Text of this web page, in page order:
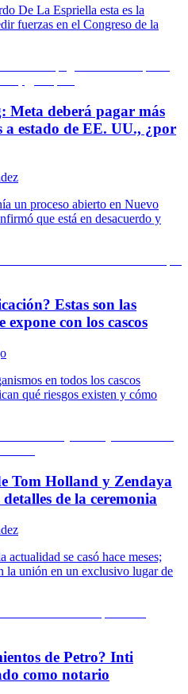
De La Espriella esta es la
fuerzas en el Congreso de la
Meta deberá pagar más
a estado de EE. UU., ¿por
un proceso abierto en Nuevo
que está en desacuerdo y
Estas son las
expone con los cascos
en todos los cascos
qué riesgos existen y cómo
Tom Holland y Zendaya
de la ceremonia
actualidad se casó hace meses;
la unión en un exclusivo lugar de
de Petro? Inti
como notario